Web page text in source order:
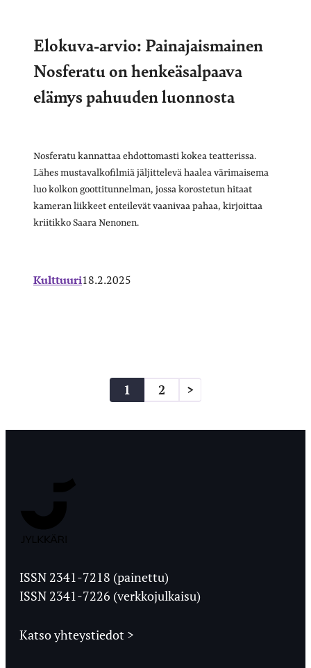
Elokuva-arvio: Painajaismainen
Nosferatu on henkeäsalpaava
elämys pahuuden luonnosta
Nosferatu kannattaa ehdottomasti kokea teatterissa.
Lähes mustavalkofilmiä jäljittelevä haalea värimaisema
luo kolkon goottitunnelman, jossa korostetun hitaat
kameran liikkeet enteilevät vaanivaa pahaa, kirjoittaa
kriitikko Saara Nenonen.
Kulttuuri18.2.2025
Artikkelien
sivutus
1 2 >
Ylioppilaslehti
ISSN 2341-7218 (painettu)
ISSN 2341-7226 (verkkojulkaisu)
Katso yhteystiedot >